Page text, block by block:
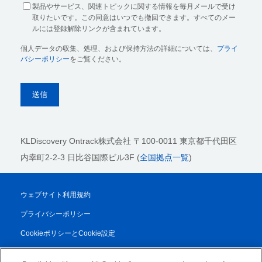
製品やサービス、関連トピックに関する情報を毎月メールで受け
取りたいです。この同意はいつでも撤回できます。すべてのメー
ルには登録解除リンクが含まれています。
個人データの収集、処理、および保持方法の詳細については、 プライ
バシーポリシーをご覧ください。
KLDiscovery Ontrack株式会社 〒100-0011 東京都千代田区
内幸町2-2-3 日比谷国際ビル3F (全国拠点一覧)
ウェブサイト利用規約
プライバシーポリシー
CookieポリシーとCookie設定